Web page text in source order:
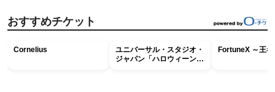
おすすめチケット
Cornelius
ユニバーサル・スタジオ・
ジャパン「ハロウィーン・
FortuneX ～王